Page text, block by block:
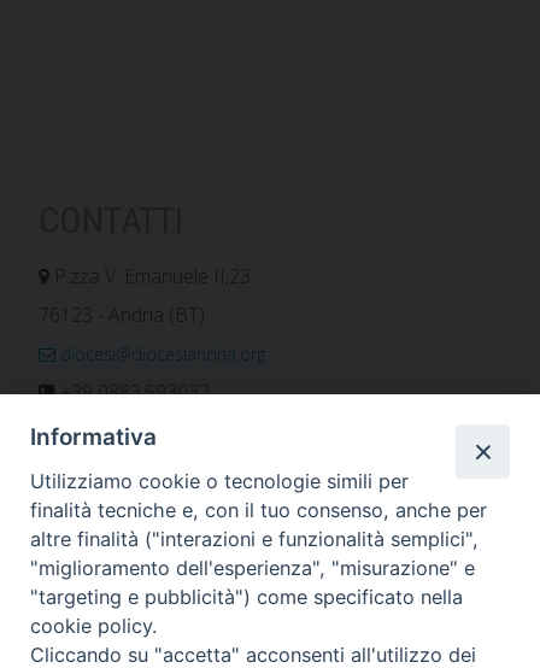
P.zza V. Emanuele II,23
76123 - Andria (BT)
diocesi@diocesiandria.org
+39 0883.593032
+39 0883.592596
ORARIO E CALENDARI
Orari uffici
Calendario diocesano
Orario messe
Informativa
Utilizziamo cookie o tecnologie simili per
finalità tecniche e, con il tuo consenso, anche per
altre finalità ("interazioni e funzionalità semplici",
"miglioramento dell'esperienza", "misurazione" e
"targeting e pubblicità") come specificato nella
cookie policy.
Cliccando su "accetta" acconsenti all'utilizzo dei